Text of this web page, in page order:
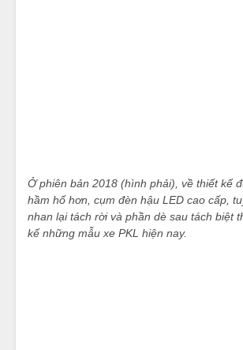
Ở phiên bản 2018 (hình phải), về thiết kế
hầm hố hơn, cụm đèn hậu LED cao cấp,
nhan lại tách rời và phần dè sau tách biệt
kế những mẫu xe PKL hiện nay.